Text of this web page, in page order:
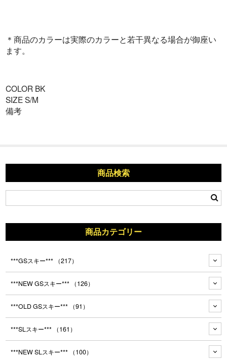
＊商品のカラーは実際のカラーと若干異なる場合が御座い
ます。
COLOR BK
SIZE S/M
備考
商品検索
商品カテゴリー
***GSスキー*** （217）
***NEW GSスキー*** （126）
***OLD GSスキー*** （91）
***SLスキー*** （161）
***NEW SLスキー*** （100）